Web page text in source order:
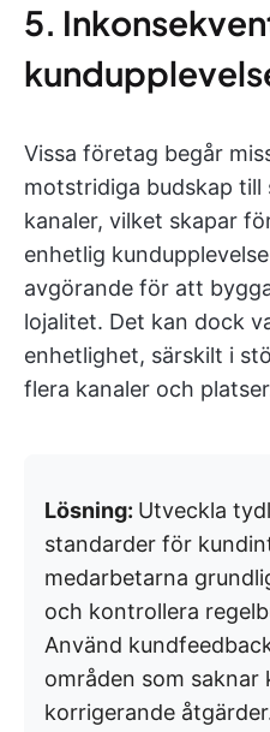
5.
Vissa företag begår
motstridiga budskap till
kanaler, vilket skapar
enhetlig
avgörande för att
lojalitet. Det kan dock
enhetlighet, särskilt i
flera kanaler och
Lösning: Utveckla
standarder för
medarbetarna
och kontrollera
Använd
områden som saknar
korrigerande